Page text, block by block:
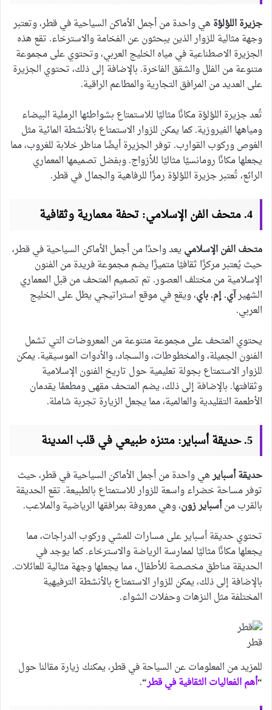
جزيرة اللؤلؤة هي واحدة من أجمل الأماكن السياحية في قطر، وتعتبر
وجهة مثالية للزوار الذين يبحثون عن الفخامة والاسترخاء. تقع هذه
الجزيرة الاصطناعية في مياه الخليج العربي، وتحتوي على مجموعة
متنوعة من الفلل والشقق الفاخرة. بالإضافة إلى ذلك، تحتوي الجزيرة
على العديد من المرافق التجارية والمطاعم الراقية.
تُعد جزيرة اللؤلؤة مكانًا مثاليًا للاستمتاع بشواطئها الرملية البيضاء
ومياهها الفيروزية. كما يمكن للزوار الاستمتاع بالأنشطة المائية مثل
الغوص وركوب القوارب. توفر الجزيرة أيضًا مناظر خلابة للغروب، مما
يجعلها مكانًا رومانسيًا مثاليًا للأزواج. وبفضل تصميمها المعماري
الرائع، تُعتبر جزيرة اللؤلؤة رمزًا للرفاهية والجمال في قطر.
4. متحف الفن الإسلامي: تحفة معمارية وثقافية
متحف الفن الإسلامييعد واحدًا من أجمل الأماكن السياحية في قطر،
حيث يُعتبر مركزًا ثقافيًا متميزًا يضم مجموعة فريدة من الفنون
الإسلامية من مختلف العصور. تم تصميم المتحف من قبل المعماري
الشهيرآي. إم. باي، ويقع في موقع استراتيجي يطل على الخليج
العربي.
يحتوي المتحف على مجموعة متنوعة من المعروضات التي تشمل
الفنون الجميلة، والمخطوطات، والسجاد، والأدوات الموسيقية. يمكن
للزوار الاستمتاع بجولة تعليمية حول تاريخ الفنون الإسلامية
وثقافتها. بالإضافة إلى ذلك، يضم المتحف مقهى ومطعمًا يقدمان
الأطعمة التقليدية والعالمية، مما يجعل الزيارة تجربة شاملة.
5. حديقة أسباير: متنزه طبيعي في قلب المدينة
حديقة أسبايرهي واحدة من أجمل الأماكن السياحية في قطر، حيث
توفر مساحة خضراء واسعة للزوار للاستمتاع بالطبيعة. تقع الحديقة
بالقرب منأسباير زون، وهي معروفة بمرافقها الرياضية والملاعب.
تحتوي حديقة أسباير على مسارات للمشي وركوب الدراجات، مما
يجعلها مكانًا مثاليًا لممارسة الرياضة والاسترخاء. كما يوجد في
الحديقة مناطق مخصصة للأطفال، مما يجعلها وجهة مثالية للعائلات.
بالإضافة إلى ذلك، يمكن للزوار الاستمتاع بالأنشطة الترفيهية
المختلفة مثل النزهات وحفلات الشواء.
قطر
للمزيد من المعلومات عن السياحة في قطر، يمكنك زيارة مقالنا حول
“أهم الفعاليات الثقافية في قطر“
.